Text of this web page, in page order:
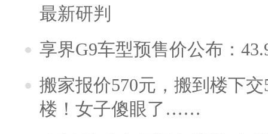
最新研判
享界G9车型预售价公布：
搬家报价570元，搬到楼下
楼！女子傻眼了……